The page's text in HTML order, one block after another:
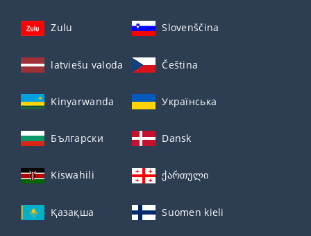
Zulu Slovenščina
latviešu valoda Čeština
Kinyarwanda Українська
Български Dansk
Kiswahili ქართული
Қазақша Suomen kieli